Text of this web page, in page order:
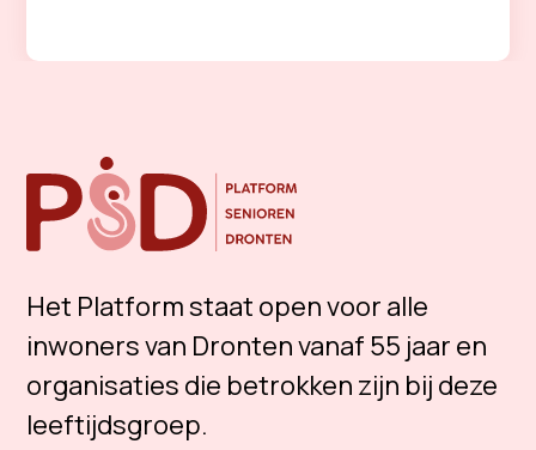
Het Platform staat open voor alle
inwoners van Dronten vanaf 55 jaar en
organisaties die betrokken zijn bij deze
leeftijdsgroep.